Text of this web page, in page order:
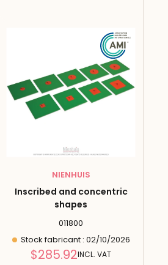
NIENHUIS
Inscribed and concentric
shapes
011800
Stock fabricant : 02/10/2026
Reduced
$285.92INCL. VAT